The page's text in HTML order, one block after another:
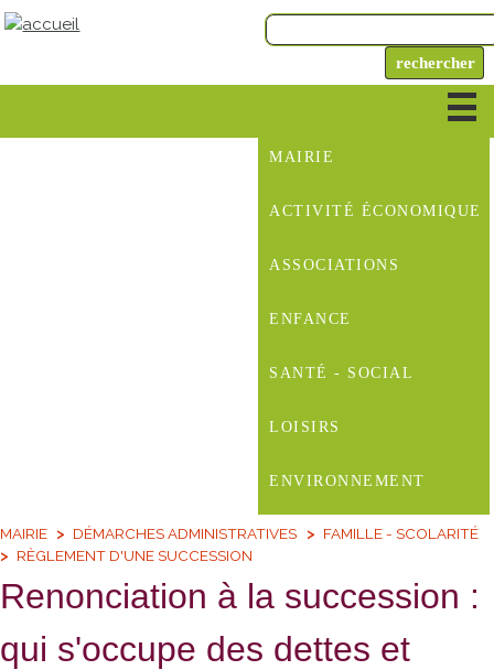
MAIRIE
ACTIVITÉ ÉCONOMIQUE
ASSOCIATIONS
ENFANCE
SANTÉ - SOCIAL
LOISIRS
ENVIRONNEMENT
MAIRIE DÉMARCHES ADMINISTRATIVES
FAMILLE - SCOLARITÉ
RÈGLEMENT D'UNE SUCCESSION
Renonciation à la succession :
qui s'occupe des dettes et